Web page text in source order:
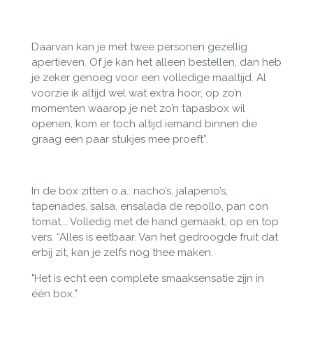
Daarvan kan je met twee personen gezellig
apertieven. Of je kan het alleen bestellen, dan heb
je zeker genoeg voor een volledige maaltijd. Al
voorzie ik altijd wel wat extra hoor, op zo’n
momenten waarop je net zo’n tapasbox wil
openen, kom er toch altijd iemand binnen die
graag een paar stukjes mee proeft”.
In de box zitten o.a.: nacho’s, jalapeno’s,
tapenades, salsa, ensalada de repollo, pan con
tomat,… Volledig met de hand gemaakt, op en top
vers. “Alles is eetbaar. Van het gedroogde fruit dat
erbij zit, kan je zelfs nog thee maken.
"Het is echt een complete smaaksensatie zijn in
één box.”